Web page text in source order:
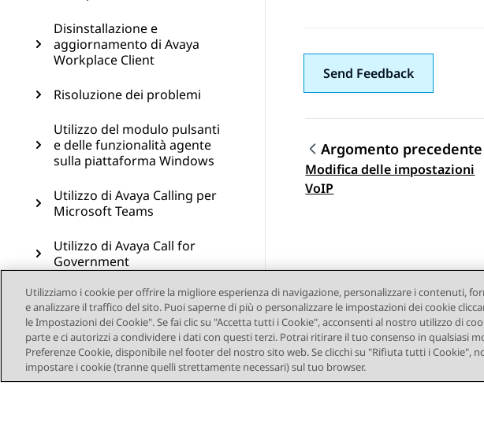
Disinstallazione e
aggiornamento di Avaya
Workplace Client
Risoluzione dei problemi
Utilizzo del modulo pulsanti
e delle funzionalità agente
sulla piattaforma Windows
Utilizzo di Avaya Calling per
Microsoft Teams
Utilizzo di Avaya Call for
Government
Configurazione del
componente aggiuntivo di
Avaya Workplace Client per
Microsoft Outlook
Risorse
Send Feedback
Navigazione
Argomento precedente
Modifica delle impostazioni
VoIP
Utilizziamo i cookie per offrire la migliore esperienza di navigazione, personalizzare i contenuti,
e analizzare il traffico del sito. Puoi saperne di più o personalizzare le impostazioni dei cookie
le Impostazioni dei Cookie". Se fai clic su "Accetta tutti i Cookie", acconsenti al nostro utilizzo di
parte e ci autorizzi a condividere i dati con questi terzi. Potrai ritirare il tuo consenso in qualsiasi
Preferenze Cookie, disponibile nel footer del nostro sito web. Se clicchi su "Rifiuta tutti i Cookie",
impostare i cookie (tranne quelli strettamente necessari) sul tuo browser.